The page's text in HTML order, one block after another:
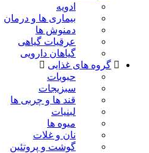
ادویه
بیماری ها و درمان
دمنوش ها
عرقیات گیاهی
گیاهان دارویی
گروه های غذایی
حبوبات
سبزیجات
قند ها و چربی ها
لبنیات
میوه ها
نان و غلات
گوشت و پروتئین